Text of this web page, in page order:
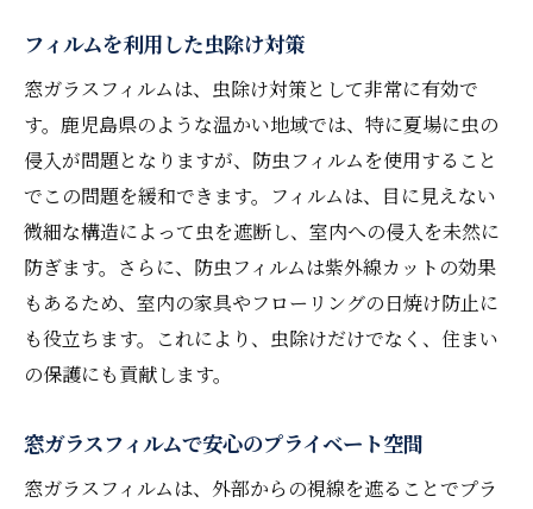
フィルムを利用した虫除け対策
窓ガラスフィルムは、虫除け対策として非常に有効で
す。鹿児島県のような温かい地域では、特に夏場に虫の
侵入が問題となりますが、防虫フィルムを使用すること
でこの問題を緩和できます。フィルムは、目に見えない
微細な構造によって虫を遮断し、室内への侵入を未然に
防ぎます。さらに、防虫フィルムは紫外線カットの効果
もあるため、室内の家具やフローリングの日焼け防止に
も役立ちます。これにより、虫除けだけでなく、住まい
の保護にも貢献します。
窓ガラスフィルムで安心のプライベート空間
窓ガラスフィルムは、外部からの視線を遮ることでプラ